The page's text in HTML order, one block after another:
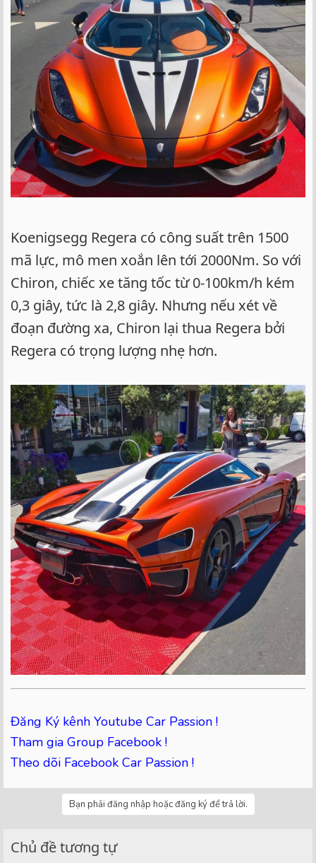
Koenigsegg Regera có công suất trên 1500
mã lực, mô men xoắn lên tới 2000Nm. So với
Chiron, chiếc xe tăng tốc từ 0-100km/h kém
0,3 giây, tức là 2,8 giây. Nhưng nếu xét về
đoạn đường xa, Chiron lại thua Regera bởi
Regera có trọng lượng nhẹ hơn.
Đăng Ký kênh Youtube Car Passion !
Tham gia Group Facebook !
Theo dõi Facebook Car Passion !
Bạn phải đăng nhập hoặc đăng ký để trả lời.
Chủ đề tương tự